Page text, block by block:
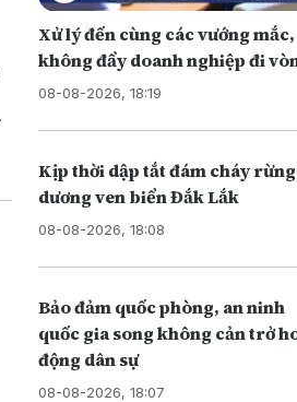
Xử lý đến cùng các vướng mắc,
không đẩy doanh nghiệp đi
08-08-2026, 18:19
Kịp thời dập tắt đám cháy rừng
dương ven biển Đắk Lắk
08-08-2026, 18:08
Bảo đảm quốc phòng, an ninh
quốc gia song không cản trở
động dân sự
08-08-2026, 18:07